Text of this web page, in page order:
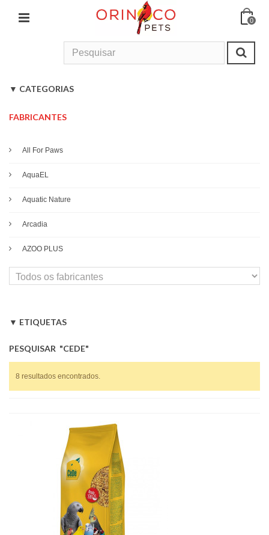
0
CATEGORIAS
Répteis
FABRICANTES
All For Paws
AquaEL
Aquatic Nature
Arcadia
AZOO PLUS
ETIQUETAS
PESQUISAR "CEDE"
8 resultados encontrados.